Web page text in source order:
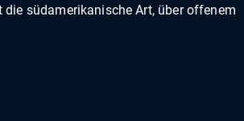
die südamerikanische Art, über offenem